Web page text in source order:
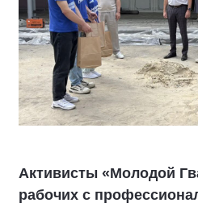
Активисты «Молодой
рабочих с